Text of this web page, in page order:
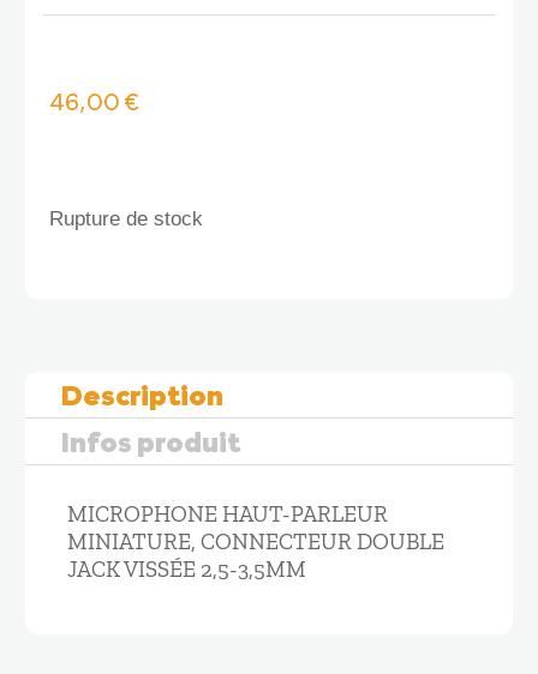
46,00€
Rupture de stock
Description
Infos produit
MICROPHONE HAUT-PARLEUR
MINIATURE, CONNECTEUR DOUBLE
JACK VISSÉE 2,5-3,5MM